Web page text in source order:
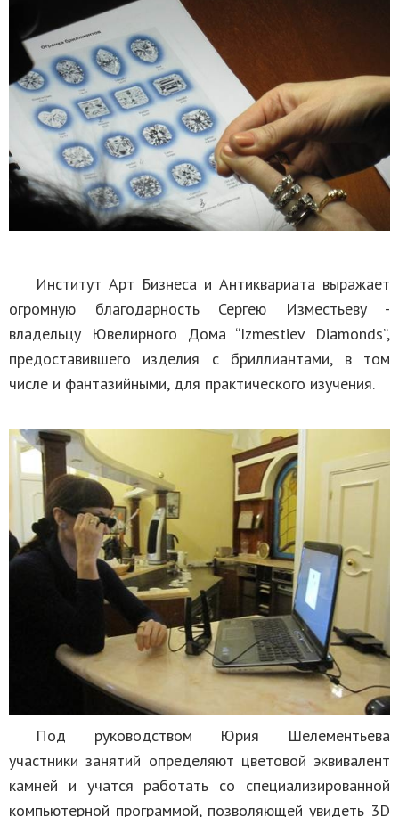
Институт Арт Бизнеса и Антиквариата выражает
огромную благодарность Сергею Изместьеву -
владельцу Ювелирного Дома “Izmestiev Diamonds”,
предоставившего изделия с бриллиантами, в том
числе и фантазийными, для практического изучения.
Под руководством Юрия Шелементьева
участники занятий определяют цветовой эквивалент
камней и учатся работать со специализированной
компьютерной программой, позволяющей увидеть 3D